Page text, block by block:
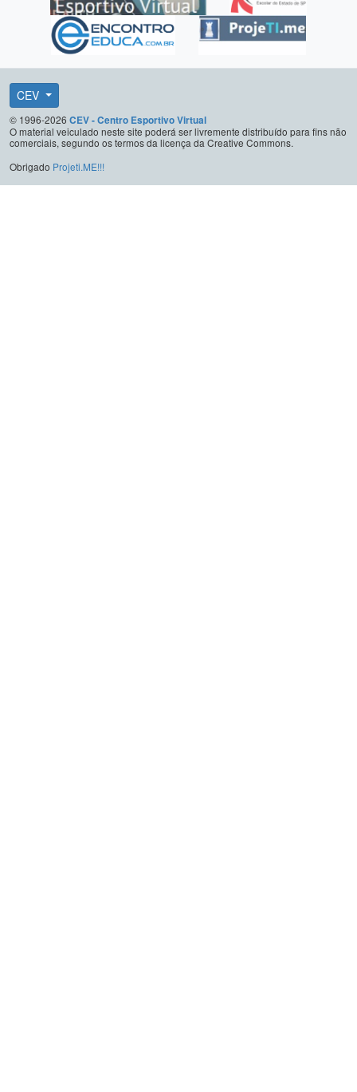
CEV
© 1996-2026 CEV - Centro Esportivo Virtual
O material veiculado neste site poderá ser livremente distribuído para fins não
comerciais, segundo os termos da licença da Creative Commons.
Obrigado Projeti.ME!!!